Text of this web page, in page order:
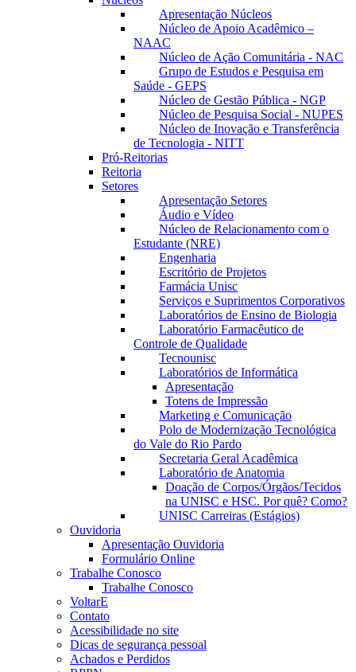
Apresentação Núcleos
Núcleo de Apoio Acadêmico –
NAAC
Núcleo de Ação Comunitária - NAC
Grupo de Estudos e Pesquisa em
Saúde - GEPS
Núcleo de Gestão Pública - NGP
Núcleo de Pesquisa Social - NUPES
Núcleo de Inovação e Transferência
de Tecnologia - NITT
Pró-Reitorias
Reitoria
Setores
Apresentação Setores
Áudio e Vídeo
Núcleo de Relacionamento com o
Estudante (NRE)
Engenharia
Escritório de Projetos
Farmácia Unisc
Serviços e Suprimentos Corporativos
Laboratórios de Ensino de Biologia
Laboratório Farmacêutico de
Controle de Qualidade
Tecnounisc
Laboratórios de Informática
Apresentação
Totens de Impressão
Marketing e Comunicação
Polo de Modernização Tecnológica
do Vale do Rio Pardo
Secretaria Geral Acadêmica
Laboratório de Anatomia
Doação de Corpos/Órgãos/Tecidos
na UNISC e HSC. Por quê? Como?
UNISC Carreiras (Estágios)
Ouvidoria
Apresentação Ouvidoria
Formulário Online
Trabalhe Conosco
Trabalhe Conosco
VoltarE
Contato
Acessibilidade no site
Dicas de segurança pessoal
Achados e Perdidos